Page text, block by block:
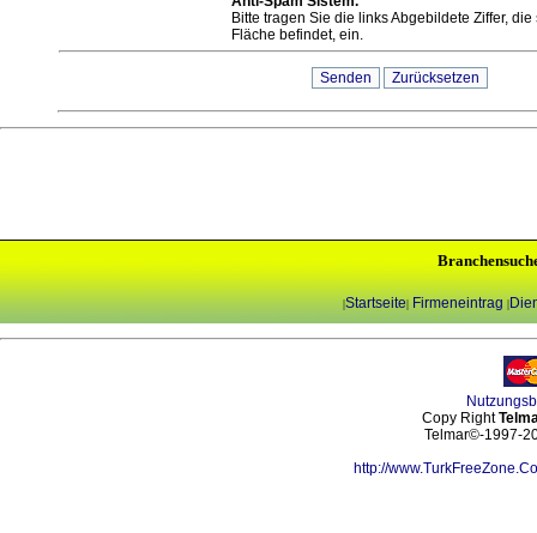
Bitte tragen Sie die links Abgebildete Ziffer,
Fläche befindet, ein.
|Startseite| Firmeneintrag |
Copy Right
Telmar©-1997-
http://